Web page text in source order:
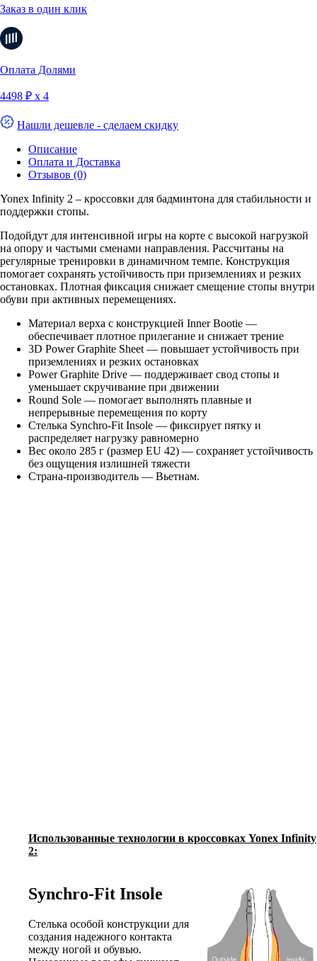
Заказ в один клик
Оплата Долями
4498 ₽ х 4
Нашли дешевле - сделаем скидку
Описание
Оплата и Доставка
Отзывов (0)
Yonex Infinity 2 – кроссовки для бадминтона для стабильности и
поддержки стопы.
Подойдут для интенсивной игры на корте с высокой нагрузкой
на опору и частыми сменами направления. Рассчитаны на
регулярные тренировки в динамичном темпе. Конструкция
помогает сохранять устойчивость при приземлениях и резких
остановках. Плотная фиксация снижает смещение стопы внутри
обуви при активных перемещениях.
Материал верха с конструкцией Inner Bootie —
обеспечивает плотное прилегание и снижает трение
3D Power Graphite Sheet — повышает устойчивость при
приземлениях и резких остановках
Power Graphite Drive — поддерживает свод стопы и
уменьшает скручивание при движении
Round Sole — помогает выполнять плавные и
непрерывные перемещения по корту
Стелька Synchro-Fit Insole — фиксирует пятку и
распределяет нагрузку равномерно
Вес около 285 г (размер EU 42) — сохраняет устойчивость
без ощущения излишней тяжести
Страна-производитель — Вьетнам.
Использованные технологии в кроссовках Yonex Infinity
2:
Synchro-Fit Insole
Стелька особой конструкции для
создания надежного контакта
между ногой и обувью.